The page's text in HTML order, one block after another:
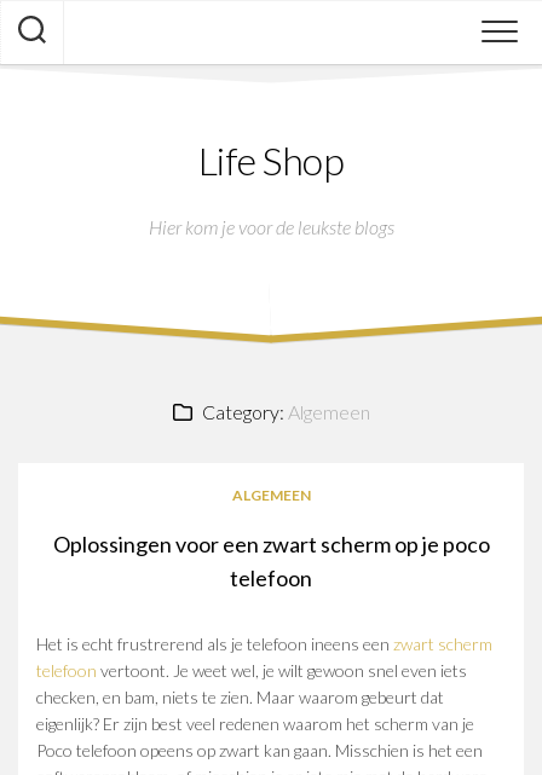
Skip
content
Life Shop
Hier kom je voor de leukste blogs
Category: Algemeen
ALGEMEEN
Oplossingen voor een zwart scherm op je poco
telefoon
Het is echt frustrerend als je telefoon ineens een zwart scherm
telefoon vertoont. Je weet wel, je wilt gewoon snel even iets
checken, en bam, niets te zien. Maar waarom gebeurt dat
eigenlijk? Er zijn best veel redenen waarom het scherm van je
Poco telefoon opeens op zwart kan gaan. Misschien is het een